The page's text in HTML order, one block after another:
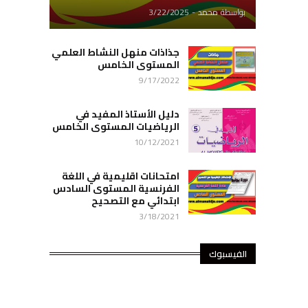
بواسطةمحمد-
3/22/2025
جذاذات منهل النشاط العلمي
المستوى الخامس
9/17/2022
دليل الأستاذ المفيد في
الرياضيات المستوى الخامس
10/12/2021
امتحانات اقليمية في اللغة
الفرنسية المستوى السادس
ابتدائي مع التصحيح
3/18/2021
الفيسبوك